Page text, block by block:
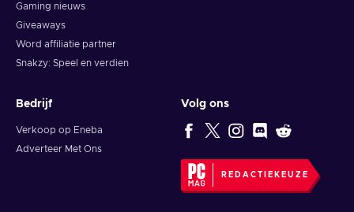
Gaming nieuws
Giveaways
Word affiliatie partner
Snakzy: Speel en verdien
Bedrijf
Verkoop op Eneba
Adverteer Met Ons
Volg ons
REDACTIEKEUZE